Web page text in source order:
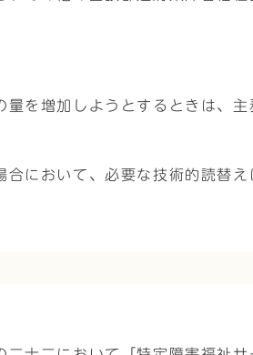
を増加しようとするときは、主
において、必要な技術的読替え